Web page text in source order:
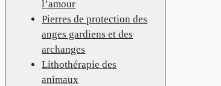
l’amour
Pierres de protection des
anges gardiens et des
archanges
Lithothérapie des
animaux